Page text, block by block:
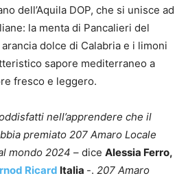
dell’Aquila DOP, che si unisce ad
la menta di Pancalieri del
dolce di Calabria e i limoni
sapore mediterraneo a
fresco e leggero.
nell’apprendere che il
premiato 207 Amaro Locale
mondo 2024 – dice Alessia Ferro,
Ricard Italia -. 207 Amaro